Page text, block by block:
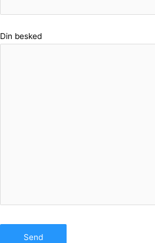
Din besked